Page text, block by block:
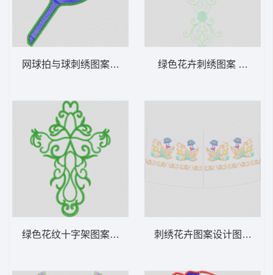
网球拍与球刺绣图案 网球
绿色花纹十字架图案 锁针抽象对称曲线
绿色花卉刺绣图案 抽象单
刺绣花卉图案设计图 花条